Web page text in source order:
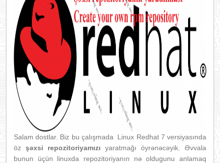
Salam dostlar. Biz bu çalışmada Linux Redhat 7 versiyasında
öz şəxsi repozitoriyamızı yaratmağı öyrənəcəyik. Əvvala
bunun üçün linuxda repozitoriyanın nə oldugunu anlamaq